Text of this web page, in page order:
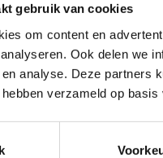
gebruik van cookies
om content en
Ook delen we
analyse. Deze partners
verzameld op